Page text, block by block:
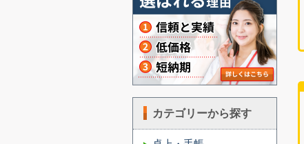
カテゴリーから探す